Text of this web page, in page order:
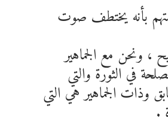
بأنه يختطف صوت
، ونحن مع الجماهير
في الثورة والتي
وذات الجماهير هي التي
.